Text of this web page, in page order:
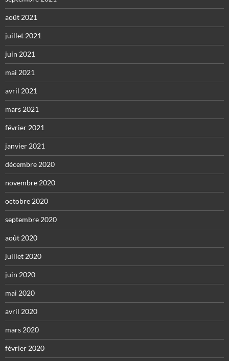
août 2021
juillet 2021
juin 2021
mai 2021
avril 2021
mars 2021
février 2021
janvier 2021
décembre 2020
novembre 2020
octobre 2020
septembre 2020
août 2020
juillet 2020
juin 2020
mai 2020
avril 2020
mars 2020
février 2020